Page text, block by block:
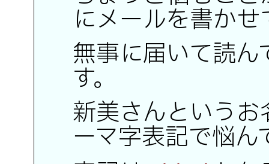
にメールを書か
無事に届いて読
す。
新美さんという
ーマ字表記で悩ん